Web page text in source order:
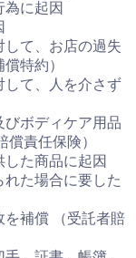
為に起因
て、お店の過失
特約）
して、人を介さず
ボディケア用品
責任保険）
した商品に起因
れた場合に要した
を補償 （受託者賠